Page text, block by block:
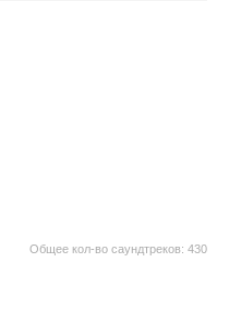
Общее кол-во саундтреков: 430